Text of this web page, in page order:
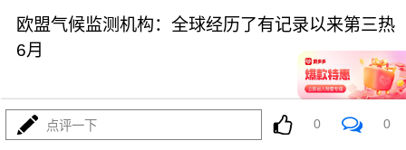
欧盟气候监测机构：全球经历了有记录以来第三热
6月
点评一下 0 0